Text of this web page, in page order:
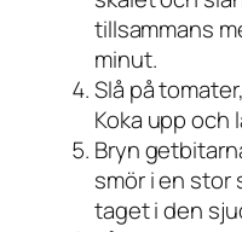
tillsammans
minut.
Slå på
Koka upp och
Bryn
smör i en stor
taget i den